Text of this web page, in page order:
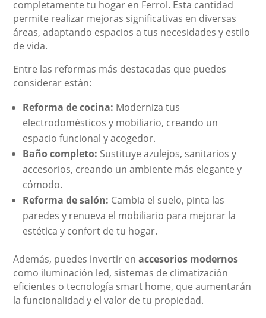
completamente tu hogar en Ferrol. Esta cantidad
permite realizar mejoras significativas en diversas
áreas, adaptando espacios a tus necesidades y estilo
de vida.
Entre las reformas más destacadas que puedes
considerar están:
Reforma de cocina: Moderniza tus
electrodomésticos y mobiliario, creando un
espacio funcional y acogedor.
Baño completo: Sustituye azulejos, sanitarios y
accesorios, creando un ambiente más elegante y
cómodo.
Reforma de salón: Cambia el suelo, pinta las
paredes y renueva el mobiliario para mejorar la
estética y confort de tu hogar.
Además, puedes invertir enaccesorios modernos
como iluminación led, sistemas de climatización
eficientes o tecnología smart home, que aumentarán
la funcionalidad y el valor de tu propiedad.